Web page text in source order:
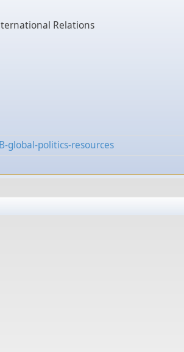
Relations
global-politics-resources